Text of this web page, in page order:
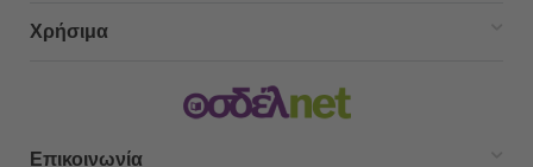
Χρήσιμα
Επικοινωνία